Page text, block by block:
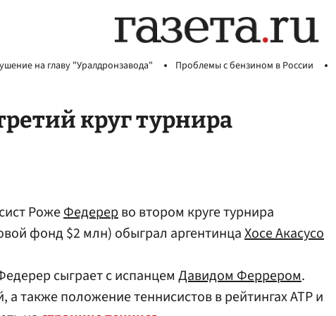
на главу "Уралдронзавода" Проблемы с бензином в России
круг турнира
РожеФедерерво втором круге турнира
фонд $2 млн) обыграл аргентинцаХосе Акасусо
сыграет с испанцем Давидом Феррером.
а также положение теннисистов в рейтингах ATP и